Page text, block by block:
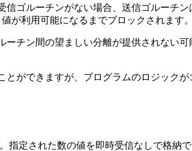
ゴルーチンがない場合、送信ゴルーチ
が利用可能になるまでブロックされます。
チン間の望ましい分離が提供されない
ができますが、プログラムのロジック
定された数の値を即時受信なしで格納